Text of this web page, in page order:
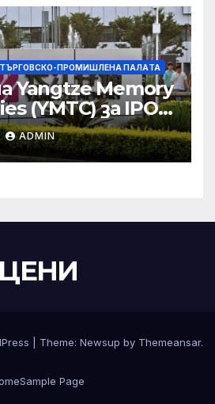
ПРОМИШЛЕНА ПАЛAТА
Yangtze Memory
(YMTC) за IPO
ADMIN
ЦЕНИ
Theme: Newsup by Themeansar.
Sample Page